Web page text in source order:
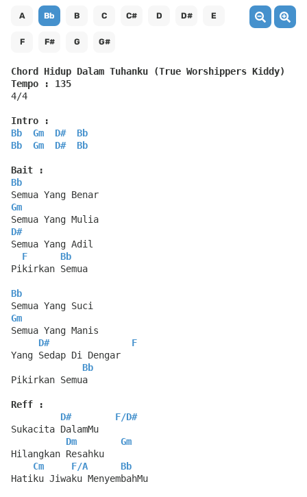
A Bb B C C# D D# E
F F# G G#
Chord Hidup Dalam Tuhanku (True Worshippers Kiddy)
Tempo : 135
4/4
Intro :
Bb
Gm D#
Bb
Bb
Gm D# Bb
Bait :
Bb
Semua Yang Benar
Gm
Semua Yang Mulia
D#
Semua Yang Adil
F
Bb
Pikirkan Semua
Bb
Semua Yang Suci
Gm
Semua Yang Manis
D#
F
Yang Sedap Di Dengar
Bb
Pikirkan Semua
Reff :
D#
F/D#
Sukacita DalamMu
Dm
Gm
Hilangkan Resahku
Cm
F/A
Bb
Hatiku Jiwaku MenyembahMu